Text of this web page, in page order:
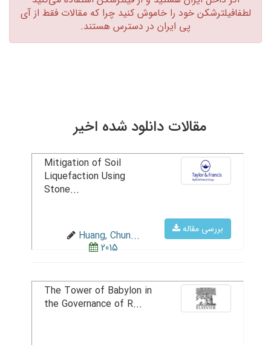
لطفافیلترشکن خود را خاموش کنید چرا که مقالات فقط از آی
پی ایران در دسترس هستند.‏
مقالات دانلود شده اخیر
بررسی مقاله
Mitigation of Soil
Liquefaction Using
Stone...
Huang, Chun...
2015
The Tower of Babylon in
the Governance of R...